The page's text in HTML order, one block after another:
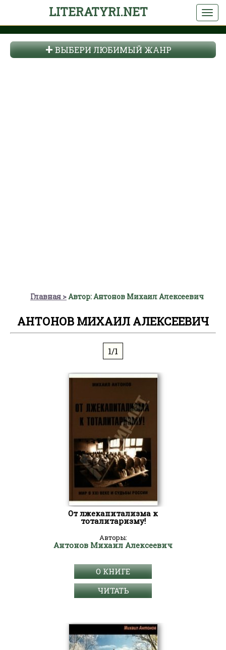
LITERATYRI.NET
ВЫБЕРИ ЛЮБИМЫЙ ЖАНР
Главная Автор: Антонов Михаил Алексеевич
АНТОНОВ МИХАИЛ АЛЕКСЕЕВИЧ
1/1
От лжекапитализма к
тоталитаризму!
Авторы:
Антонов Михаил Алексеевич
О КНИГЕ
ЧИТАТЬ